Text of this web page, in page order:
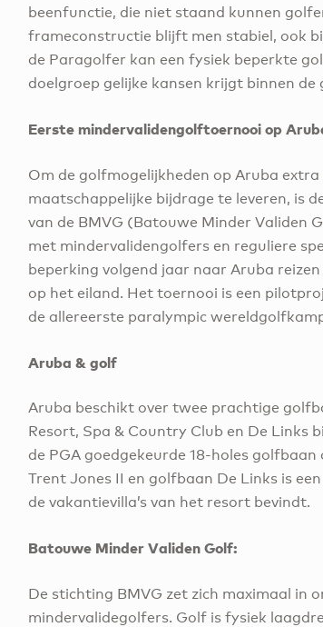
beenfunctie, die niet staand kunnen
frameconstructie blijft men stabiel, ook
de Paragolfer kan een fysiek beperkte
doelgroep gelijke kansen krijgt binnen de
Eerste mindervalidengolftoernooi op
Om de golfmogelijkheden op Aruba
maatschappelijke bijdrage te leveren, is
van de BMVG (Batouwe Minder Validen
met mindervalidengolfers en reguliere
beperking volgend jaar naar Aruba
op het eiland. Het toernooi is een
de allereerste paralympic
Aruba & golf
Aruba beschikt over twee prachtige
Resort, Spa & Country Club en De Links
de PGA goedgekeurde 18-holes
Trent Jones II en golfbaan De Links is
de vakantievilla’s van het resort bevindt.
Batouwe Minder Validen Golf:
De stichting BMVG zet zich maximaal in
mindervalidegolfers. Golf is fysiek